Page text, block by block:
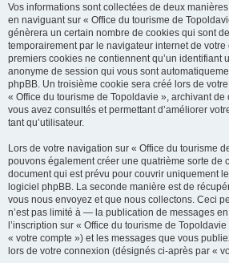
Vos informations sont collectées de deux
en naviguant sur « Office du tourisme de
génèrera un certain nombre de cookies qui sont
temporairement par le navigateur internet de
premiers cookies ne contiennent qu’un identifiant
anonyme de session qui vous sont
phpBB. Un troisième cookie sera créé lors de
« Office du tourisme de Topoldavie », archivant de
vous avez consultés et permettant d’améliorer
tant qu’utilisateur.
Lors de votre navigation sur « Office du tourisme
pouvons également créer une quatrième sorte de
document qui est prévu pour couvrir uniquement
logiciel phpBB. La seconde manière est de
vous nous envoyez et que nous collectons. Ceci
n’est pas limité à — la publication de messages
l’inscription sur « Office du tourisme de
« votre compte ») et les messages que vous
lors de votre connexion (désignés ci-après par «